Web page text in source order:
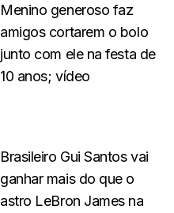
Menino generoso faz
amigos cortarem o bolo
junto com ele na festa de
10 anos; vídeo
Brasileiro Gui Santos vai
ganhar mais do que o
astro LeBron James na